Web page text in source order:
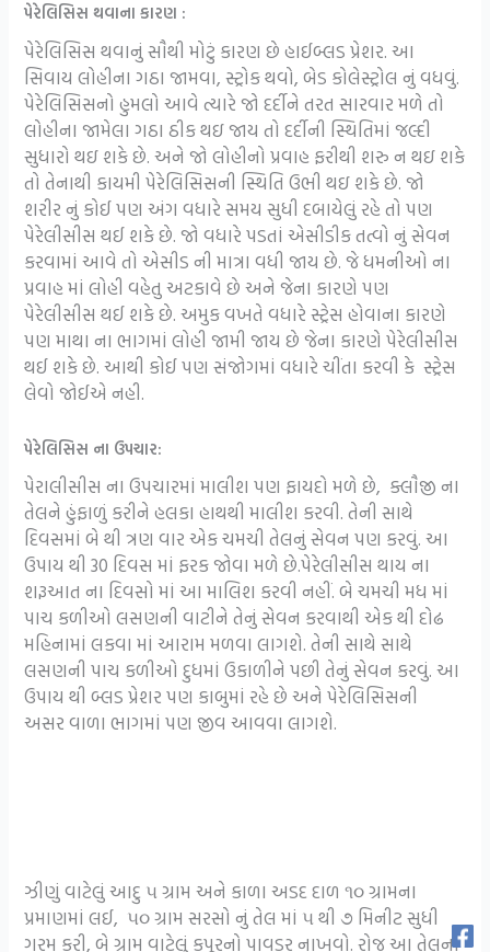
પેરેલિસિસ થવાના કારણ :
પેરેલિસિસ થવાનું સૌથી મોટું કારણ છે હાઈબ્લડ પ્રેશર. આ
સિવાય લોહીના ગઠા જામવા, સ્ટ્રોક થવો, બેડ કોલેસ્ટ્રોલ નું વધવું.
પેરેલિસિસનો હુમલો આવે ત્યારે જો દર્દીને તરત સારવાર મળે તો
લોહીના જામેલા ગઠા ઠીક થઇ જાય તો દર્દીની સ્થિતિમાં જલ્દી
સુધારો થઇ શકે છે. અને જો લોહીનો પ્રવાહ ફરીથી શરુ ન થઇ શકે
તો તેનાથી કાયમી પેરેલિસિસની સ્થિતિ ઉભી થઇ શકે છે. જો
શરીર નું કોઈ પણ અંગ વધારે સમય સુધી દબાયેલું રહે તો પણ
પેરેલીસીસ થઈ શકે છે. જો વધારે પડતાં એસીડીક તત્વો નું સેવન
કરવામાં આવે તો એસીડ ની માત્રા વધી જાય છે. જે ધમનીઓ ના
પ્રવાહ માં લોહી વહેતુ અટકાવે છે અને જેના કારણે પણ
પેરેલીસીસ થઈ શકે છે. અમુક વખતે વધારે સ્ટ્રેસ હોવાના કારણે
પણ માથા ના ભાગમાં લોહી જામી જાય છે જેના કારણે પેરેલીસીસ
થઈ શકે છે. આથી કોઈ પણ સંજોગમાં વધારે ચીંતા કરવી કે સ્ટ્રેસ
લેવો જોઈએ નહી.
પેરેલિસિસ ના ઉપચાર:
પેરાલીસીસ ના ઉપચારમાં માલીશ પણ ફાયદો મળે છે, ક્લૌજી ના
તેલને હુંફાળું કરીને હલકા હાથથી માલીશ કરવી. તેની સાથે
દિવસમાં બે થી ત્રણ વાર એક ચમચી તેલનું સેવન પણ કરવું. આ
ઉપાય થી 30 દિવસ માં ફરક જોવા મળે છે.પેરેલીસીસ થાય ના
શરૂઆત ના દિવસો માં આ માલિશ કરવી નહીં. બે ચમચી મધ માં
પાચ કળીઓ લસણની વાટીને તેનું સેવન કરવાથી એક થી દોઢ
મહિનામાં લકવા માં આરામ મળવા લાગશે. તેની સાથે સાથે
લસણની પાચ કળીઓ દુધમાં ઉકાળીને પછી તેનું સેવન કરવું. આ
ઉપાય થી બ્લડ પ્રેશર પણ કાબુમાં રહે છે અને પેરેલિસિસની
અસર વાળા ભાગમાં પણ જીવ આવવા લાગશે.
ઝીણું વાટેલું આદુ ૫ ગ્રામ અને કાળા અડદ દાળ ૧૦ ગ્રામના
પ્રમાણમાં લઈ, ૫૦ ગ્રામ સરસો નું તેલ માં ૫ થી ૭ મિનીટ સુધી
ગરમ કરી, બે ગ્રામ વાટેલું કપૂરનો પાવડર નાખવો. રોજ આ તેલના